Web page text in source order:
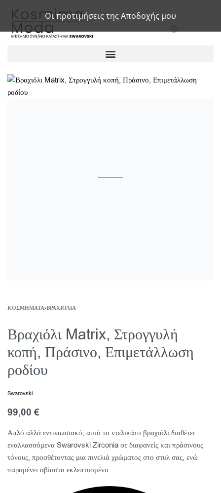
ΚΟΣΜΉΜΑΤΑ›ΒΡΑΧΙΌΛΙΑ
Βραχιόλι Matrix, Στρογγυλή
κοπή, Πράσινο, Επιμετάλλωση
ροδίου
Swarovski
99,00€
Απλό αλλά εντυπωσιακό, αυτό το ντελικάτο βραχιόλι διαθέτει
εναλλασσόμενα Swarovski Zirconia σε διαφανείς και πράσινους
τόνους, προσθέτοντας μια πινελιά χρώματος στο στυλ σας, ενώ
παραμένει αβίαστα εκλεπτυσμένο.
Οι προτιμήσεις της Αποδοχής μου